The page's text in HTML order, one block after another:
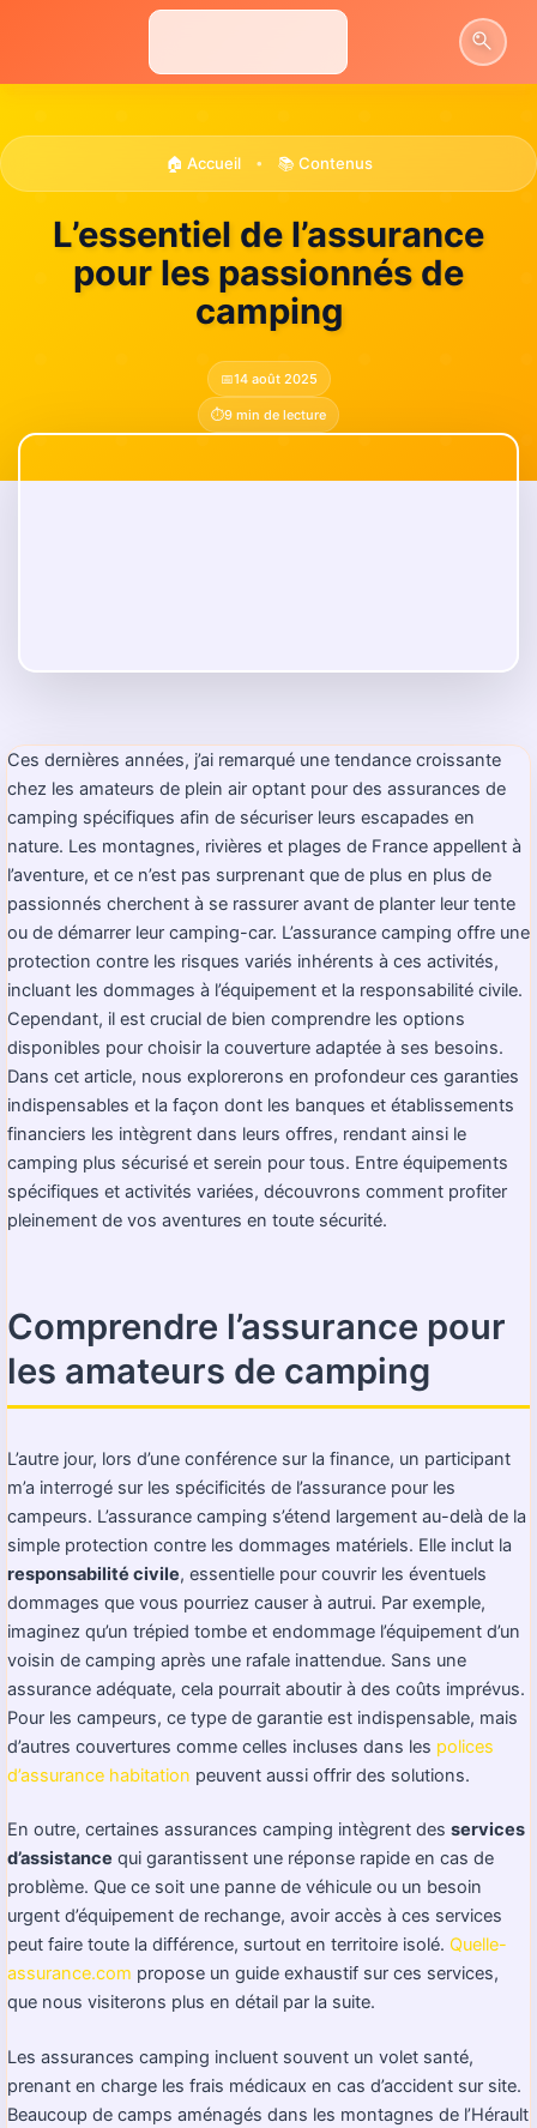
🏠 Accueil • 📚 Contenus
L’essentiel de l’assurance
pour les passionnés de
camping
📅14 août 2025
⏱️9 min de lecture
Ces dernières années, j’ai remarqué une tendance croissante
chez les amateurs de plein air optant pour des assurances de
camping spécifiques afin de sécuriser leurs escapades en
nature. Les montagnes, rivières et plages de France appellent à
l’aventure, et ce n’est pas surprenant que de plus en plus de
passionnés cherchent à se rassurer avant de planter leur tente
ou de démarrer leur camping-car. L’assurance camping offre une
protection contre les risques variés inhérents à ces activités,
incluant les dommages à l’équipement et la responsabilité civile.
Cependant, il est crucial de bien comprendre les options
disponibles pour choisir la couverture adaptée à ses besoins.
Dans cet article, nous explorerons en profondeur ces garanties
indispensables et la façon dont les banques et établissements
financiers les intègrent dans leurs offres, rendant ainsi le
camping plus sécurisé et serein pour tous. Entre équipements
spécifiques et activités variées, découvrons comment profiter
pleinement de vos aventures en toute sécurité.
Comprendre l’assurance pour
les amateurs de camping
L’autre jour, lors d’une conférence sur la finance, un participant
m’a interrogé sur les spécificités de l’assurance pour les
campeurs. L’assurance camping s’étend largement au-delà de la
simple protection contre les dommages matériels. Elle inclut la
responsabilité civile, essentielle pour couvrir les éventuels
dommages que vous pourriez causer à autrui. Par exemple,
imaginez qu’un trépied tombe et endommage l’équipement d’un
voisin de camping après une rafale inattendue. Sans une
assurance adéquate, cela pourrait aboutir à des coûts imprévus.
Pour les campeurs, ce type de garantie est indispensable, mais
d’autres couvertures comme celles incluses dans les polices
d’assurance habitation peuvent aussi offrir des solutions.
En outre, certaines assurances camping intègrent des services
d’assistance qui garantissent une réponse rapide en cas de
problème. Que ce soit une panne de véhicule ou un besoin
urgent d’équipement de rechange, avoir accès à ces services
peut faire toute la différence, surtout en territoire isolé. Quelle-
assurance.com propose un guide exhaustif sur ces services,
que nous visiterons plus en détail par la suite.
Les assurances camping incluent souvent un volet santé,
prenant en charge les frais médicaux en cas d’accident sur site.
Beaucoup de camps aménagés dans les montagnes de l’Hérault